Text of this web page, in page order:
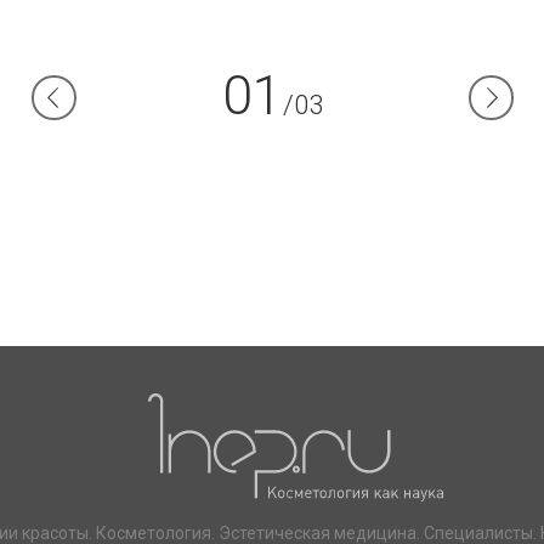
01 /03
красоты. Косметология. Эстетическая медицина. Специалисты.